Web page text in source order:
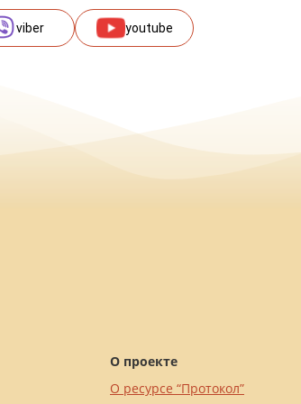
viber youtube
О проекте
О ресурсе “Протокол”